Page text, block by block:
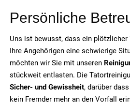
Persönliche
Uns ist bewusst, dass ein plötzlicher
Ihre Angehörigen eine schwierige
möchten wir Sie mit unseren
stückweit entlasten. Die
Sicher- und Gewissheit, darüber
kein Fremder mehr an den Vorfall